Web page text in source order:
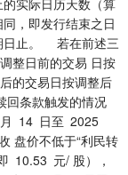
，即发行结束之日
日止。 若在前述三
整日前的交易 日按
的交易日按调整后
条款触发的情况
至 2025
盘价不低于“利民转
10.53 元/ 股），